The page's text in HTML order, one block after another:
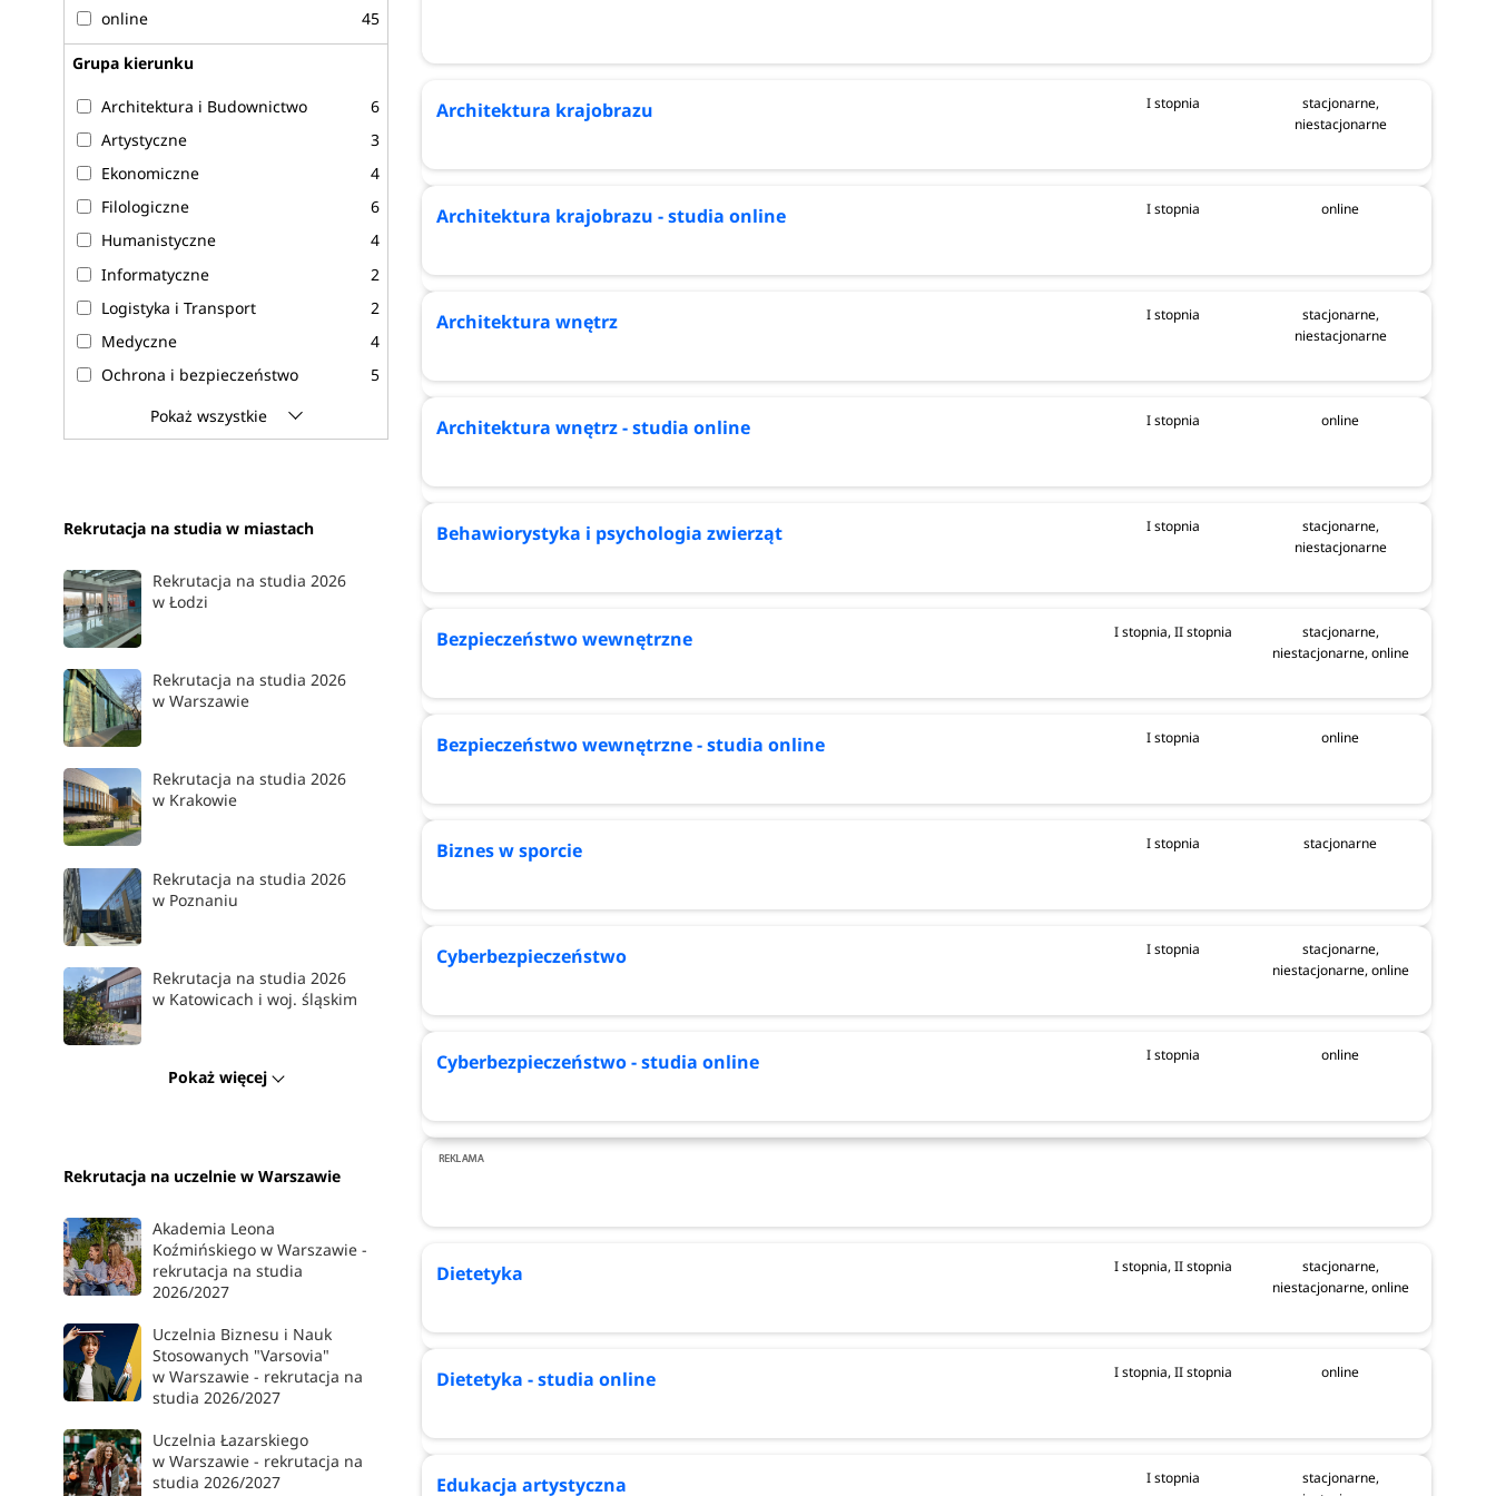
Urbanistyka i planowanie przestrzenne
Zarządzanie i inżynieria produkcji
Zdrowie publiczne
online
45
Grupa kierunku
Architektura i Budownictwo
6
Artystyczne
3
Ekonomiczne
4
Filologiczne
6
Humanistyczne
4
Informatyczne
2
Logistyka i Transport
2
Medyczne
4
Ochrona i bezpieczeństwo
5
Ochrona środowiska
Pedagogiczne
1
Sport i turystyka
Weterynaryjne
Zarządzanie i Marketing
Żywienie i żywność
Pokaż wszystkie
Rekrutacja na studia w miastach
Rekrutacja na studia 2026
w Łodzi
Rekrutacja na studia 2026
w Warszawie
Rekrutacja na studia 2026
w Krakowie
Rekrutacja na studia 2026
w Poznaniu
Rekrutacja na studia 2026
w Katowicach i woj. śląskim
Pokaż więcej
Rekrutacja na uczelnie w Warszawie
Akademia Leona
Koźmińskiego w Warszawie -
rekrutacja na studia
2026/2027
Uczelnia Biznesu i Nauk
Stosowanych "Varsovia"
w Warszawie - rekrutacja na
studia 2026/2027
Uczelnia Łazarskiego
w Warszawie - rekrutacja na
studia 2026/2027
Architektura krajobrazu I stopnia
stacjonarne,
niestacjonarne
Architektura krajobrazu - studia online I stopnia online
Architektura wnętrz I stopnia
stacjonarne,
niestacjonarne
Architektura wnętrz - studia online I stopnia online
Behawiorystyka i psychologia zwierząt I stopnia
stacjonarne,
niestacjonarne
Bezpieczeństwo wewnętrzne I stopnia, II stopnia
stacjonarne,
niestacjonarne, online
Bezpieczeństwo wewnętrzne - studia online I stopnia online
Biznes w sporcie I stopnia stacjonarne
Cyberbezpieczeństwo I stopnia
stacjonarne,
niestacjonarne, online
Cyberbezpieczeństwo - studia online I stopnia online
Dietetyka I stopnia, II stopnia
stacjonarne,
niestacjonarne, online
Dietetyka - studia online I stopnia, II stopnia online
Edukacja artystyczna I stopnia
stacjonarne,